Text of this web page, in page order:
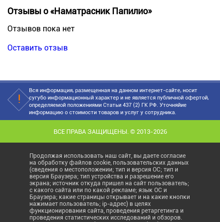
Отзывы о «Наматрасник Папилио»
Отзывов пока нет
Оставить отзыв
Вся информация, размещенная на данном интернет-сайте, носит
сугубо информационный характер и не является публичной офертой,
определяемой положениями Статьи 437 (2) ГК РФ. Уточняйие
информацию о стоимости товаров и услуг у сотрудника.
ВСЕ ПРАВА ЗАЩИЩЕНЫ. © 2013-2026
Продолжая использовать наш сайт, вы даете согласие
на обработку файлов cookie, пользовательских данных
(сведения о местоположении; тип и версия ОС; тип и
версия Браузера; тип устройства и разрешение его
экрана; источник откуда пришел на сайт пользователь;
с какого сайта или по какой рекламе; язык ОС и
Браузера; какие страницы открывает и на какие кнопки
нажимает пользователь; ip-адрес) в целях
функционирования сайта, проведения ретаргетинга и
проведения статистических исследований и обзоров.